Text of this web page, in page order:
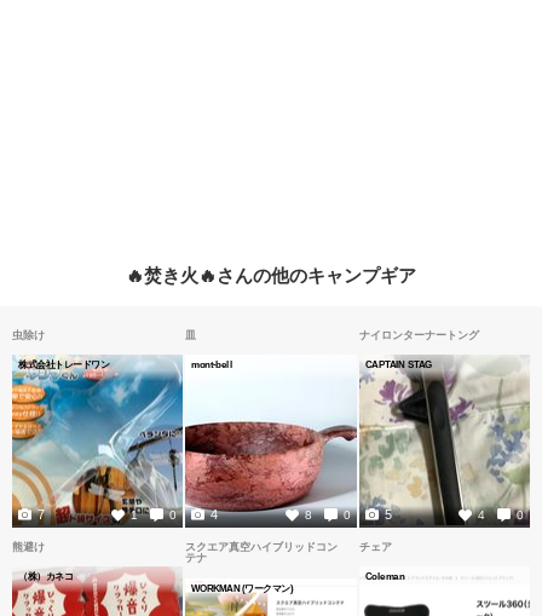
🔥焚き火🔥さんの他のキャンプギア
虫除け
株式会社トレードワン
1 0
7
皿
mont-bell
8 0
4
ナイロンターナートング
CAPTAIN STAG
4 0
5
熊避け
（株）カネコ
スクエア真空ハイブリッドコン
テナ
WORKMAN (ワークマン)
チェア
Coleman